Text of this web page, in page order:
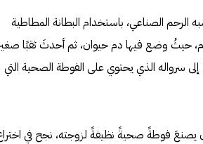
الرحم الصناعي، باستخدام البطانة المطاطية
حيثُ وضع فيها دم حيوان، ثم أحدثَ ثقبًا
سرواله الذي يحتوي على الفوطة الصحية التي
يصنعَ فوطةً صحيةً نظيفةً لزوجته، نجح في